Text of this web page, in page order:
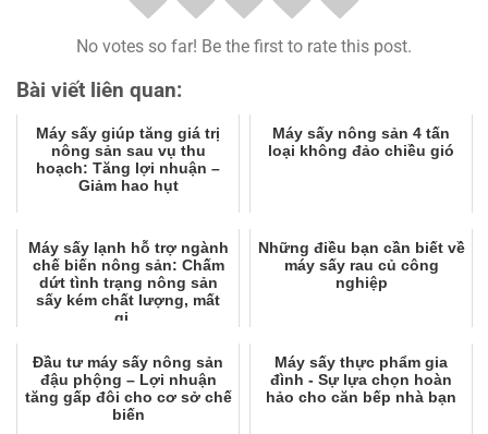
No votes so far! Be the first to rate this post.
Bài viết liên quan:
Máy sấy giúp tăng giá trị
nông sản sau vụ thu
hoạch: Tăng lợi nhuận –
Giảm hao hụt
Máy sấy nông sản 4 tấn
loại không đảo chiều gió
Máy sấy lạnh hỗ trợ ngành
chế biến nông sản: Chấm
dứt tình trạng nông sản
sấy kém chất lượng, mất
gi...
Những điều bạn cần biết về
máy sấy rau củ công
nghiệp
Đầu tư máy sấy nông sản
đậu phộng – Lợi nhuận
tăng gấp đôi cho cơ sở chế
biến
Máy sấy thực phẩm gia
đình - Sự lựa chọn hoàn
hảo cho căn bếp nhà bạn